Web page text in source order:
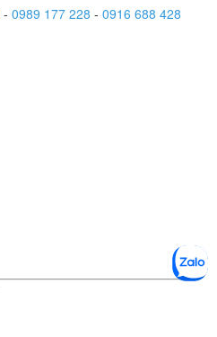
- 0989 177 228 - 0916 688 428